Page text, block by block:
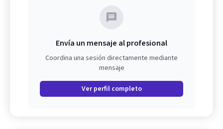
Envía un mensaje al profesional
Coordina una sesión directamente mediante
mensaje
Ver perfil completo